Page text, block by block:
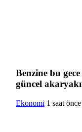
Benzine bu
güncel
Ekonomi 1 saat önce